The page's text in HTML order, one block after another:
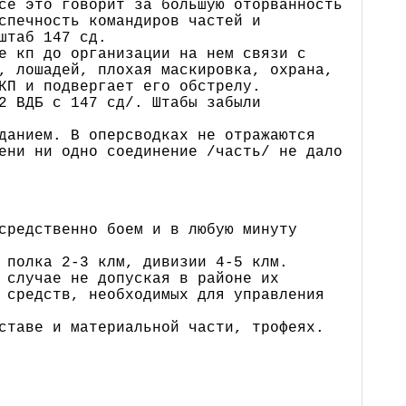
это говорит за большую оторванность
командиров частей и
147 сд.
кп до организации на нем связи с
плохая маскировка, охрана,
и подвергает его обстрелу.
ВДБ с 147 сд/. Штабы забыли
В оперсводках не отражаются
ни одно соединение /часть/ не дало
боем и в любую минуту
полка 2-3 клм, дивизии 4-5 клм.
не допуская в районе их
необходимых для управления
и материальной части, трофеях.